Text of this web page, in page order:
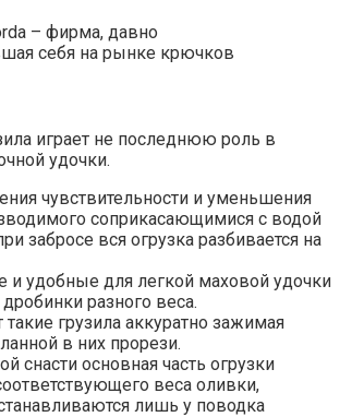
– фирма, давно
себя на рынке крючков
играет не последнюю роль в
удочки.
чувствительности и уменьшения
соприкасающимися с водой
забросе вся огрузка разбивается на
и удобные для легкой маховой удочки
разного веса.
грузила аккуратно зажимая
в них прорези.
снасти основная часть огрузки
веса оливки,
лишь у поводка